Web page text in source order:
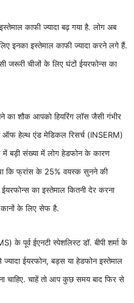
काफी ज्यादा बढ़ गया है. लोग अब
इनका इस्तेमाल काफी ज्यादा करने लगे हैं.
चीजों के लिए घंटों ईयरफोन्स का
का शौक आपको हियरिंग लॉस जैसी गंभीर
हेल्थ एंड मेडिकल रिसर्च (INSERM)
में बड़ी संख्या में लोग हेडफोन के कारण
था कि फ्रांस के 25% वयस्क सुनने की
का इस्तेमाल कितनी देर करना
के लिए सेफ है.
के पूर्व ईएनटी स्‍पेशलिस्‍ट डॉ. बीपी शर्मा के
ईयरफोन, बड्स या हेडफोन इस्‍तेमाल
चाहिए. चाहें तो आप कुछ समय बाद फिर से